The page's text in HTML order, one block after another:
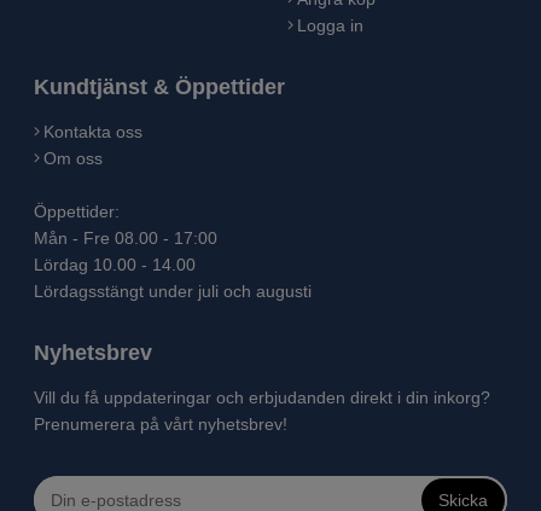
Logga in
Kundtjänst & Öppettider
Kontakta oss
Om oss
Öppettider:
Mån - Fre 08.00 - 17:00
Lördag 10.00 - 14.00
Lördagsstängt under juli och augusti
Nyhetsbrev
Vill du få uppdateringar och erbjudanden direkt i din inkorg?
Prenumerera på vårt nyhetsbrev!
Skicka